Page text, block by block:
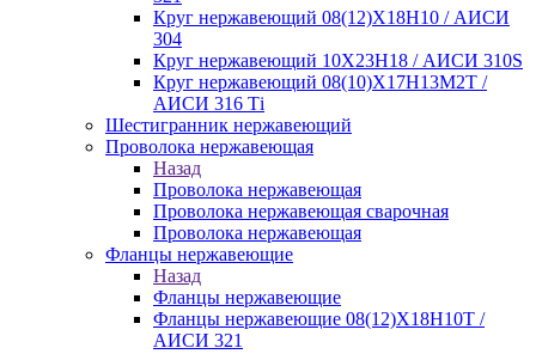
Круг нержавеющий 08(12)Х18Н10 / АИСИ
304
Круг нержавеющий 10Х23Н18 / АИСИ 310S
Круг нержавеющий 08(10)Х17Н13М2Т /
АИСИ 316 Тi
Шестигранник нержавеющий
Проволока нержавеющая
Назад
Проволока нержавеющая
Проволока нержавеющая сварочная
Проволока нержавеющая
Фланцы нержавеющие
Назад
Фланцы нержавеющие
Фланцы нержавеющие 08(12)Х18Н10Т /
АИСИ 321